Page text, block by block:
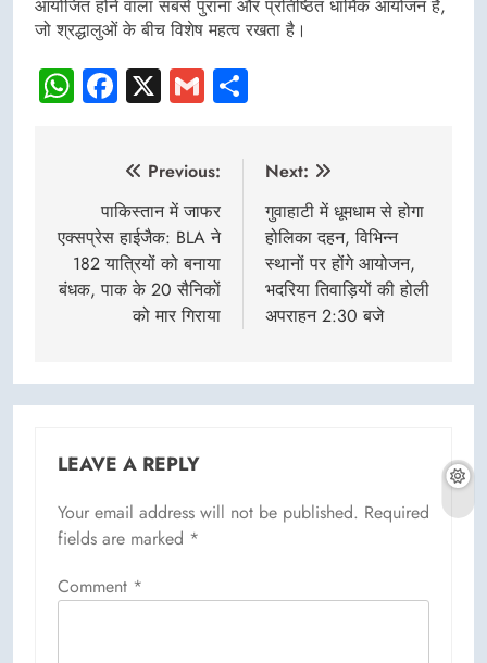
आयोजित होने वाला सबसे पुराना और प्रतिष्ठित धार्मिक आयोजन है,
जो श्रद्धालुओं के बीच विशेष महत्व रखता है।
WhatsApp
Facebook
X Gmail
navigation
Previous:
पाकिस्तान में जाफर
एक्सप्रेस हाईजैक: BLA ने
182 यात्रियों को बनाया
बंधक, पाक के 20 सैनिकों
को मार गिराया
Next:
गुवाहाटी में धूमधाम से होगा
होलिका दहन, विभिन्न
स्थानों पर होंगे आयोजन,
भदरिया तिवाड़ियों की होली
अपराहन 2:30 बजे
LEAVE A REPLY
Your email address will not be published. Required
fields are marked *
Comment *